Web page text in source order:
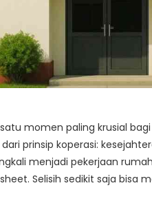
satu momen paling krusial
prinsip koperasi:
menjadi pekerjaan
Selisih sedikit saja bisa